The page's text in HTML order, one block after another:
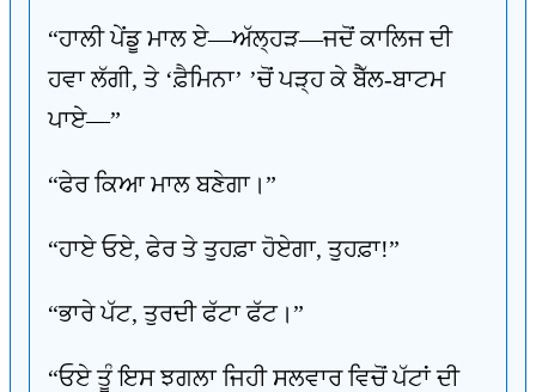
“ਹਾਲੀ ਪੇਂਡੂ ਮਾਲ ਏ—ਅੱਲ੍ਹੜ—ਜਦੋਂ ਕਾਲਿਜ ਦੀ
ਹਵਾ ਲੱਗੀ, ਤੇ ‘ਫ਼ੈਮਿਨਾ’ ’ਚੋਂ ਪੜ੍ਹ ਕੇ ਬੈੱਲ-ਬਾਟਮ
ਪਾਏ—”
“ਫੇਰ ਕਿਆ ਮਾਲ ਬਣੇਗਾ।”
“ਹਾਏ ਓਏ, ਫੇਰ ਤੇ ਤੁਹਫ਼ਾ ਹੋਏਗਾ, ਤੁਹਫ਼ਾ!”
“ਭਾਰੇ ਪੱਟ, ਤੁਰਦੀ ਫੱਟਾ ਫੱਟ।”
“ਓਏ ਤੂੰ ਇਸ ਝਗਲਾ ਜਿਹੀ ਸਲਵਾਰ ਵਿਚੋਂ ਪੱਟਾਂ ਦੀ